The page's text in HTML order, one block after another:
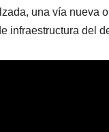
una vía nueva
infraestructura del